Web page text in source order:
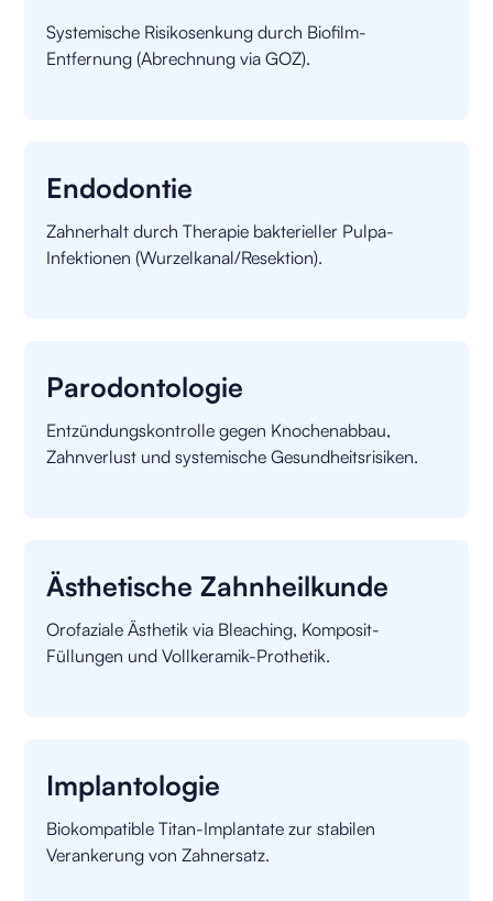
Systemische Risikosenkung durch Biofilm-
Entfernung (Abrechnung via GOZ).
Endodontie
Zahnerhalt durch Therapie bakterieller Pulpa-
Infektionen (Wurzelkanal/Resektion).
Parodontologie
Entzündungskontrolle gegen Knochenabbau,
Zahnverlust und systemische Gesundheitsrisiken.
Ästhetische Zahnheilkunde
Orofaziale Ästhetik via Bleaching, Komposit-
Füllungen und Vollkeramik-Prothetik.
Implantologie
Biokompatible Titan-Implantate zur stabilen
Verankerung von Zahnersatz.